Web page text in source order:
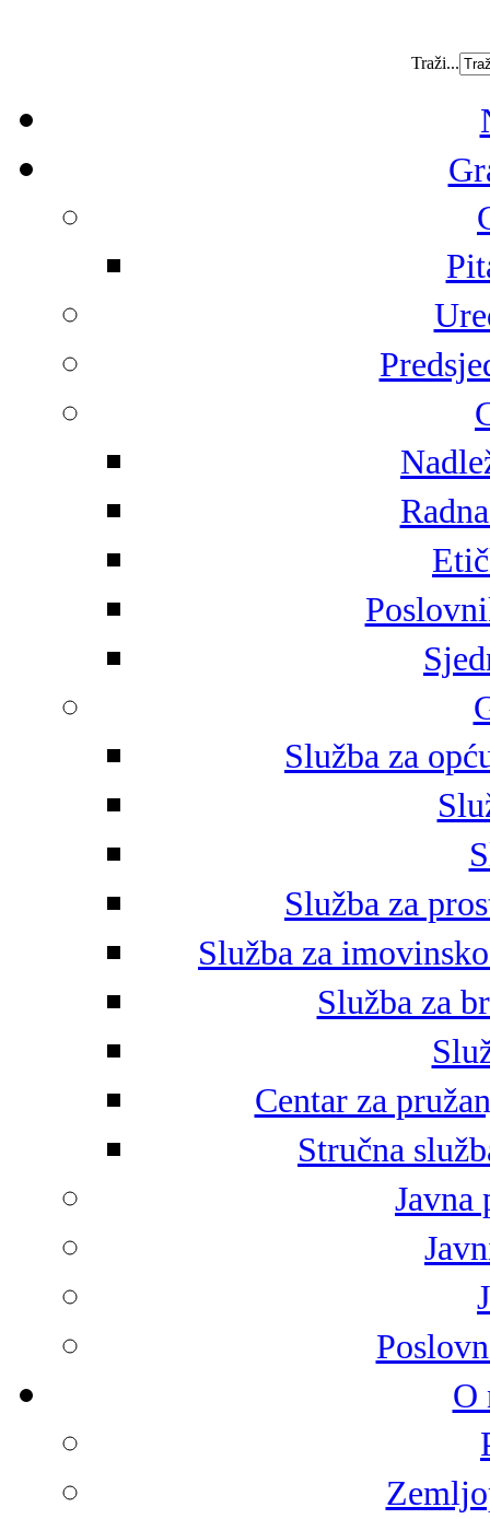
Traži...
Služba za
Služba za
Služba za
Služba za
Centar za
Stručna
Javna
O